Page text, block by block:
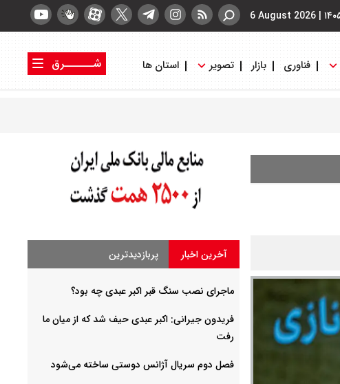
|
6 August 2026
فناوری بازار تصویر استان ها
شــــــرق
آخرین اخبار پربازدیدترین
ماجرای نصب سنگ قبر اکبر عبدی چه بود؟
فریدون جیرانی: اکبر عبدی حیف شد که از میان ما
رفت
فصل دوم سریال آژانس دوستی ساخته می‌شود